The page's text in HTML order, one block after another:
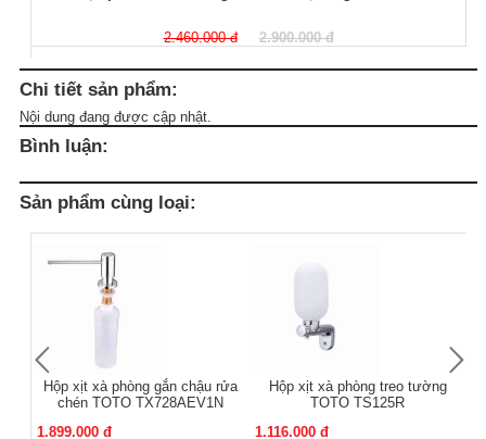
2.460.000 đ 2.900.000 đ
Chi tiết sản phẩm:
Nội dung đang được cập nhật.
Bình luận:
Sản phẩm cùng loại:
Hộp xịt xà phòng gắn chậu rửa
chén TOTO TX728AEV1N
1.899.000 đ
Hộp xịt xà phòng treo tường
TOTO TS125R
1.116.000 đ